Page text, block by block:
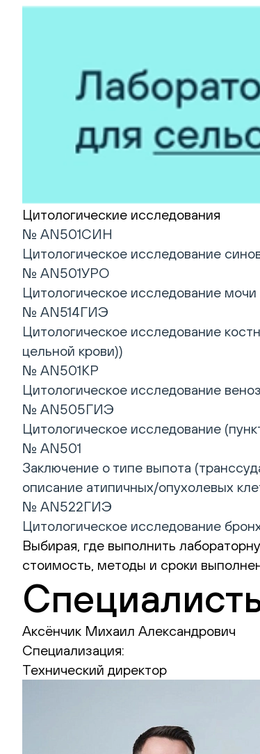
Цитологические исследования
№ AN501СИН
Цитологическое исследование
№ AN501УРО
Цитологическое исследование мочи
№ AN514ГИЭ
Цитологическое исследование
цельной крови))
№ AN501КР
Цитологическое исследование
№ AN505ГИЭ
Цитологическое исследование
№ AN501
Заключение о типе выпота
описание атипичных/опухолевых
№ AN522ГИЭ
Цитологическое исследование
Выбирая, где выполнить
стоимость, методы и сроки
Аксёнчик Михаил Александрович
Специализация:
Технический директор